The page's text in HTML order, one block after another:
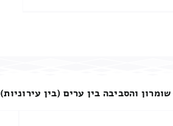
והסביבה בין ערים (בין עירוניות)